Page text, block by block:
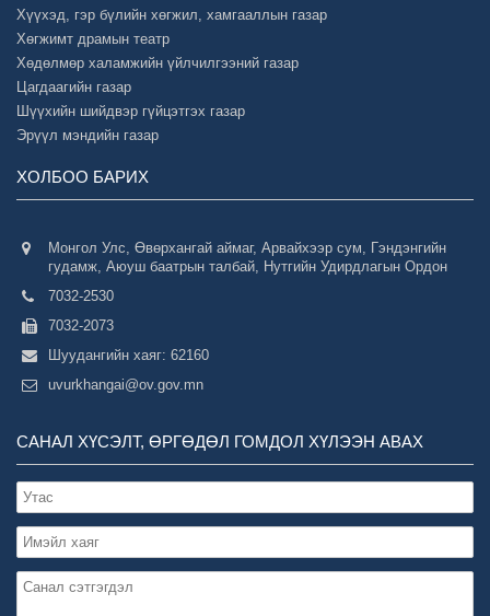
Хүүхэд, гэр бүлийн хөгжил, хамгааллын газар
Хөгжимт драмын театр
Хөдөлмөр халамжийн үйлчилгээний газар
Цагдаагийн газар
Шүүхийн шийдвэр гүйцэтгэх газар
Эрүүл мэндийн газар
ХОЛБОО БАРИХ
Монгол Улс, Өвөрхангай аймаг, Арвайхээр сум, Гэндэнгийн
гудамж, Аюуш баатрын талбай, Нутгийн Удирдлагын Ордон
7032-2530
7032-2073
Шуудангийн хаяг: 62160
uvurkhangai@ov.gov.mn
САНАЛ ХҮСЭЛТ, ӨРГӨДӨЛ ГОМДОЛ ХҮЛЭЭН АВАХ